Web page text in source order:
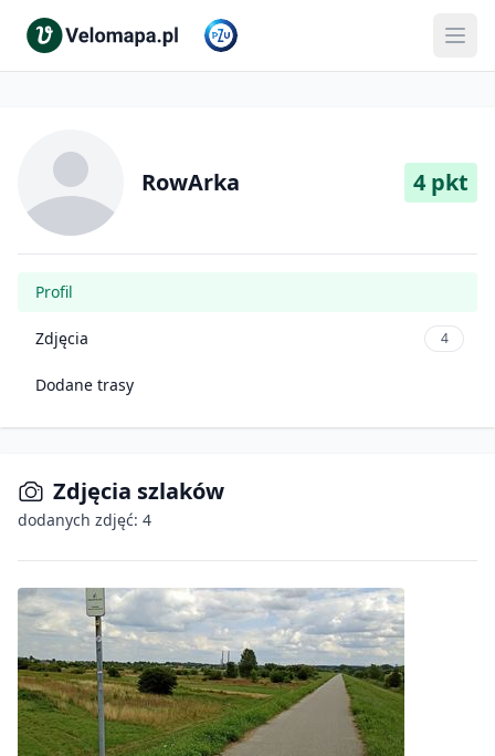
RowArka 4 pkt
Profil
Zdjęcia 4
Dodane trasy
Zdjęcia szlaków
dodanych zdjęć: 4